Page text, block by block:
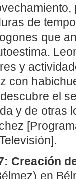
de
que
y
con
el
y de otras
Creación
en